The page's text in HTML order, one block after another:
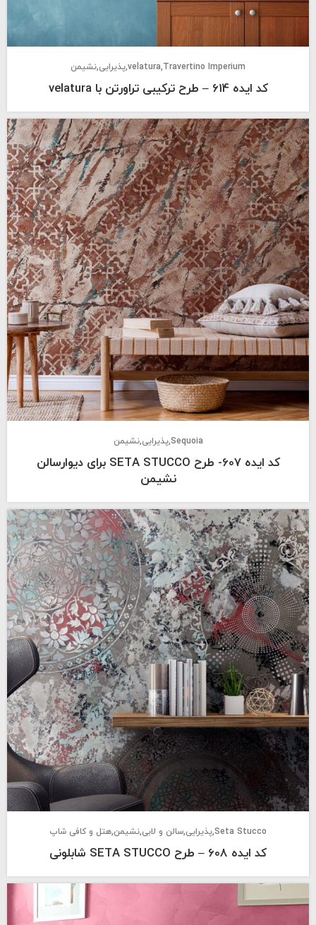
Travertino Imperium
velaturaپذیرایی نشیمن
کد ایده 614 – طرح ترکیبی تراورتن با velatura
Sequoia پذیرایی نشیمن
کد ایده 607- طرح SETA STUCCO برای دیوارسالن
نشیمن
Seta Stuccoپذیرایی سالن و لابی نشیمن هتل و کافی شاپ
کد ایده 608 – طرح SETA STUCCO شابلونی